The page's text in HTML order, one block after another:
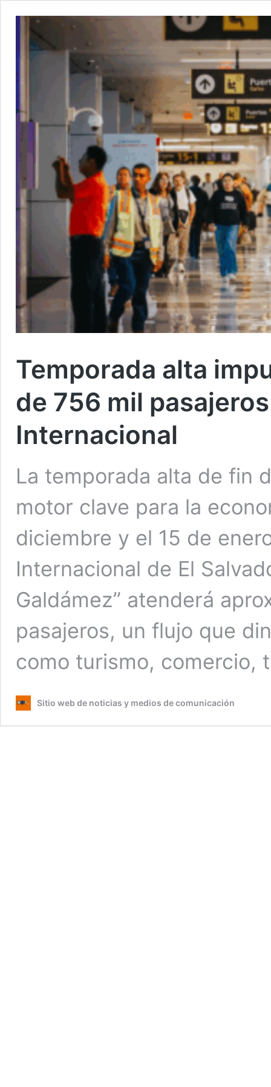
Temporada alta
de 756 mil
Internacional
La temporada alta de fin
motor clave para la
diciembre y el 15 de
Internacional de El
Galdámez” atenderá
pasajeros, un flujo que
como turismo,
Sitio web de noticias y medios de comunicación